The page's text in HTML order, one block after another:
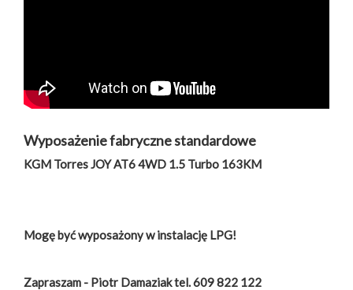
Wyposażenie fabryczne standardowe
KGM Torres JOY AT6 4WD 1.5 Turbo 163KM
Mogę być wyposażony w instalację LPG!
Zapraszam - Piotr Damaziak tel. 609 822 122